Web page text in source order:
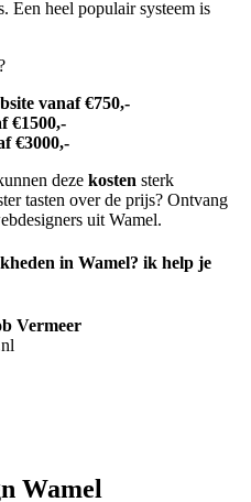
Een heel populair systeem is
vanaf €750,-
€1500,-
€3000,-
deze kosten sterk
tasten over de prijs? Ontvang
uit Wamel.
in Wamel? ik help je
Vermeer
Wamel